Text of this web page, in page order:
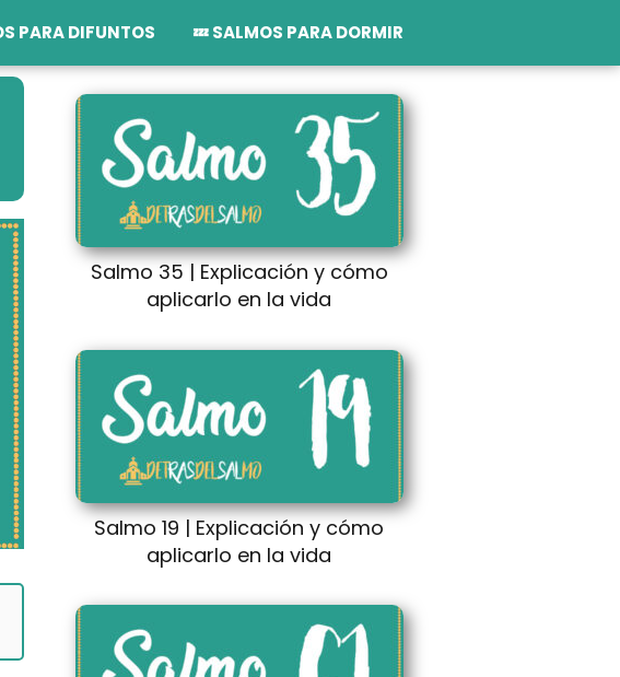
PARA DIFUNTOS 💤 SALMOS PARA DORMIR
Salmo 35 | Explicación y cómo
aplicarlo en la vida
Salmo 19 | Explicación y cómo
aplicarlo en la vida